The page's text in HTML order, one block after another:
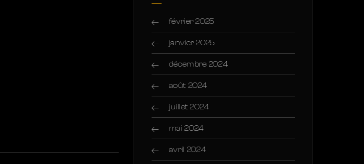
février 2025
janvier 2025
décembre 2024
août 2024
juillet 2024
mai 2024
avril 2024